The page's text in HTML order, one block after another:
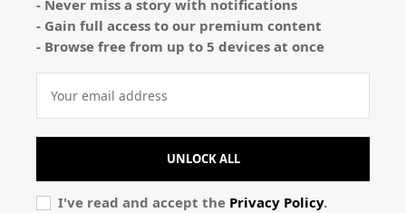
- Never miss a story with notifications
- Gain full access to our premium content
- Browse free from up to 5 devices at once
UNLOCK ALL
I've read and accept the Privacy Policy.